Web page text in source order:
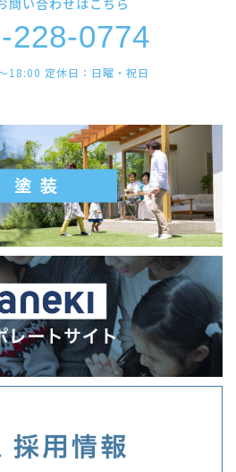
228-0774
18:00 定休日：日曜・祝日